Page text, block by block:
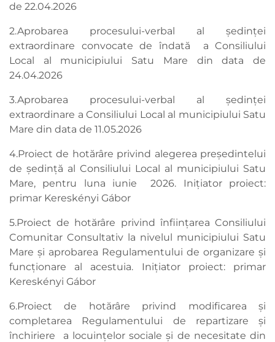
de 22.04.2026
2.Aprobarea procesului-verbal al ședinței
extraordinare convocate de îndată a Consiliului
Local al municipiului Satu Mare din data de
24.04.2026
3.Aprobarea procesului-verbal al ședinței
extraordinare a Consiliului Local al municipiului Satu
Mare din data de 11.05.2026
4.Proiect de hotărâre privind alegerea președintelui
de ședință al Consiliului Local al municipiului Satu
Mare, pentru luna iunie 2026. Inițiator proiect:
primar Kereskényi Gábor
5.Proiect de hotărâre privind înființarea Consiliului
Comunitar Consultativ la nivelul municipiului Satu
Mare și aprobarea Regulamentului de organizare și
funcționare al acestuia. Inițiator proiect: primar
Kereskényi Gábor
6.Proiect de hotărâre privind modificarea și
completarea Regulamentului de repartizare și
închiriere a locuințelor sociale și de necesitate din